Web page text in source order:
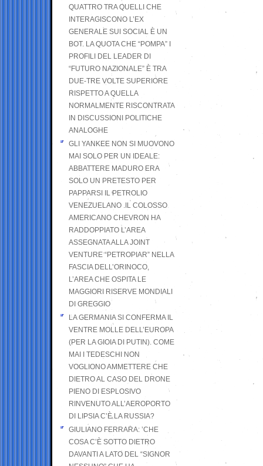
QUATTRO TRA QUELLI CHE
INTERAGISCONO L’EX
GENERALE SUI SOCIAL È UN
BOT. LA QUOTA CHE “POMPA” I
PROFILI DEL LEADER DI
“FUTURO NAZIONALE” È TRA
DUE-TRE VOLTE SUPERIORE
RISPETTO A QUELLA
NORMALMENTE RISCONTRATA
IN DISCUSSIONI POLITICHE
ANALOGHE
GLI YANKEE NON SI MUOVONO
MAI SOLO PER UN IDEALE:
ABBATTERE MADURO ERA
SOLO UN PRETESTO PER
PAPPARSI IL PETROLIO
VENEZUELANO .IL COLOSSO
AMERICANO CHEVRON HA
RADDOPPIATO L’AREA
ASSEGNATA ALLA JOINT
VENTURE “PETROPIAR” NELLA
FASCIA DELL’ORINOCO,
L’AREA CHE OSPITA LE
MAGGIORI RISERVE MONDIALI
DI GREGGIO
LA GERMANIA SI CONFERMA IL
VENTRE MOLLE DELL’EUROPA
(PER LA GIOIA DI PUTIN). COME
MAI I TEDESCHI NON
VOGLIONO AMMETTERE CHE
DIETRO AL CASO DEL DRONE
PIENO DI ESPLOSIVO
RINVENUTO ALL’AEROPORTO
DI LIPSIA C’È LA RUSSIA?
GIULIANO FERRARA: ’CHE
COSA C’È SOTTO DIETRO
DAVANTI A LATO DEL “SIGNOR